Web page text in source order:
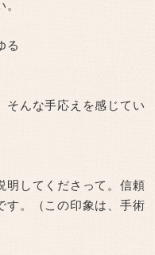
る
そんな手応えを感じてい
明してくださって。信頼
す。（この印象は、手術